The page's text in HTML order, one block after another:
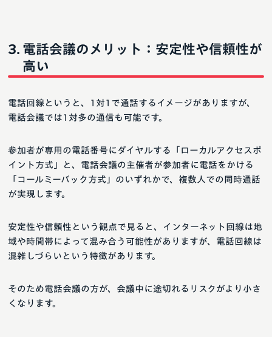
電話会議のメリット：安定性や信頼性が
高い
電話回線というと、1対1で通話するイメージがありますが、
電話会議では1対多の通信も可能です。
参加者が専用の電話番号にダイヤルする「ローカルアクセスポ
イント方式」と、電話会議の主催者が参加者に電話をかける
「コールミーバック方式」のいずれかで、複数人での同時通話
が実現します。
安定性や信頼性という観点で見ると、インターネット回線は地
域や時間帯によって混み合う可能性がありますが、電話回線は
混雑しづらいという特徴があります。
そのため電話会議の方が、会議中に途切れるリスクがより小さ
くなります。